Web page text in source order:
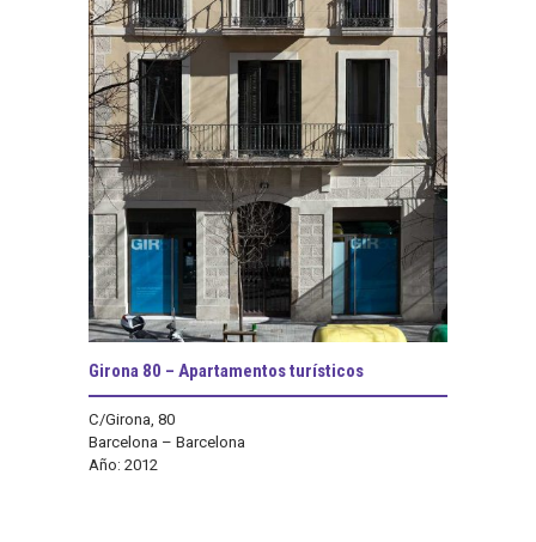
Girona 80 – Apartamentos turísticos
C/Girona, 80
Barcelona – Barcelona
Año: 2012